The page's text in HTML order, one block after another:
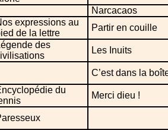
Narcacaos
expressions au
de la lettre
Partir en couille
des
Les Inuits
C’est dans la
du
Merci dieu !